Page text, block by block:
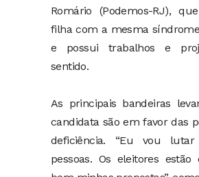
Romário (Podemos-RJ),
filha com a mesma
e possui trabalhos e
sentido.
As principais bandeiras
candidata são em favor das
deficiência. “Eu vou
pessoas. Os eleitores estão